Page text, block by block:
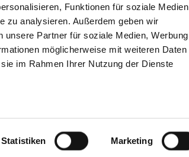
Funktionen für soziale Medien
zu analysieren. Außerdem geben wir
Partner für soziale Medien, Werbung
möglicherweise mit weiteren Daten
im Rahmen Ihrer Nutzung der Dienste
Statistiken Marketing
Alsfeld
069 6773772-0
06631 705-20
Mail: info@htv-online.de
NEWSLETTER KONTAKT
BARRIEREFREIHEIT COOKIES